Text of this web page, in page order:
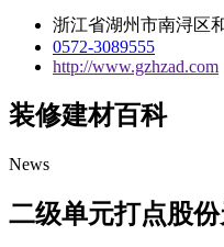
浙江省湖州市南浔区
0572-3089555
http://www.gzhzad.com
装修建材百科
News
二级单元打点股